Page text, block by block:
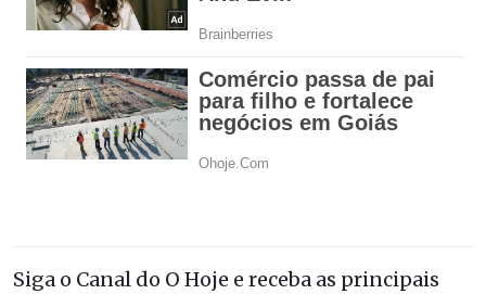
Siga o Canal do O Hoje e receba as principais